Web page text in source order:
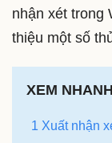
nhận xét trong
thiệu một số
XEM
1 Xuất nhận